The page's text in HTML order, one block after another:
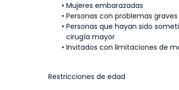
Mujeres embarazadas
Personas con problemas
Personas que hayan sido
cirugía mayor
Invitados con limitaciones de
Restricciones de edad